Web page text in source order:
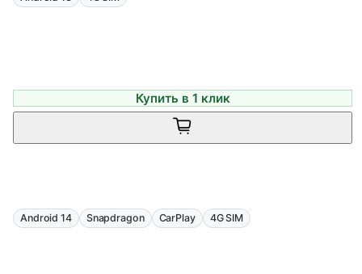
Купить в 1 клик
Android 14 Snapdragon CarPlay 4G SIM